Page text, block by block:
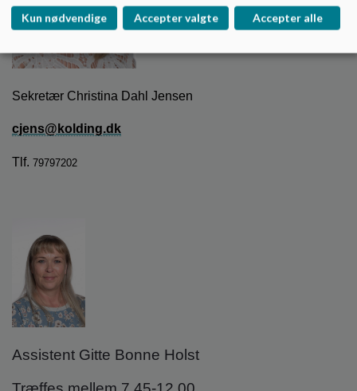
Sekretær Christina Dahl Jensen
cjens@kolding.dk
Tlf. 79797202
Assistent Gitte Bonne Holst
Kun nødvendige Accepter valgte Accepter alle